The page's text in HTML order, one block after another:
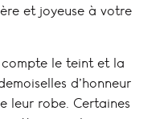
et joyeuse à votre
compte le teint et la
d’honneur
leur robe. Certaines